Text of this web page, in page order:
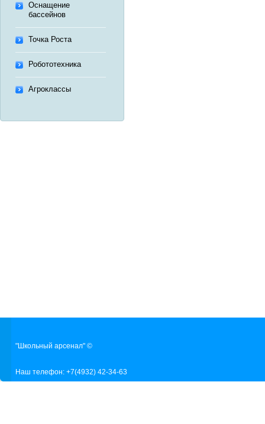
Оснащение
бассейнов
Точка Роста
Робототехника
Агроклассы
"Школьный арсенал" ©
Наш телефон: +7(4932) 42-34-63